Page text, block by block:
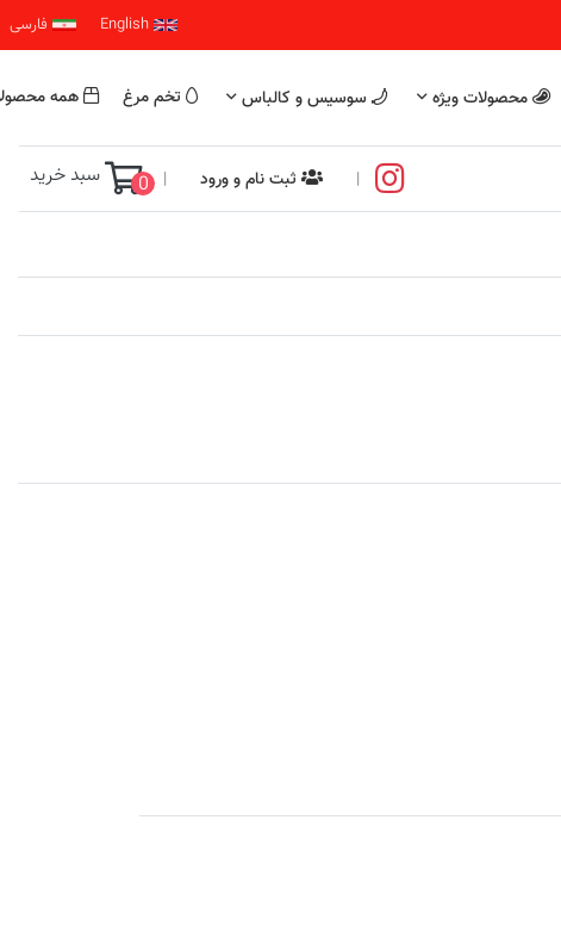
فارسی
محصولات ویژه سوسیس و کالباس تخم مرغ همه
| ثبت نام و ورود |
0 سبد خرید